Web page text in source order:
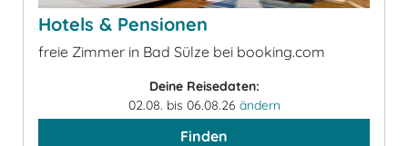
Hotels & Pensionen
freie Zimmer in Bad Sülze bei booking.com
Deine Reisedaten:
02.08. bis 06.08.26 ändern
Finden